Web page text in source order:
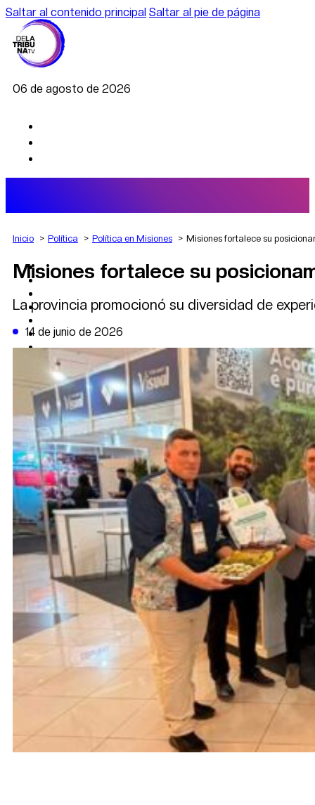
Saltar al contenido principal Saltar al pie de página
06 de agosto de 2026
AGRO
DEPORTES
POLÍTICA
DATA FIRME
DE LA TRIBUNA TV
Inicio Política Política en Misiones Misiones fortalece su
Misiones fortalece su
La provincia promocionó su diversidad de
14 de junio de 2026